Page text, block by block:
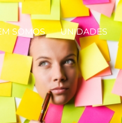
SOMOS UNIDADES